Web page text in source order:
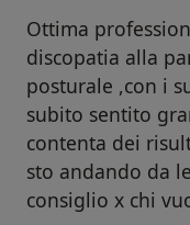
Ottima
discopatia alla
posturale ,con i
subito sentito
contenta dei
sto andando da
consiglio x chi